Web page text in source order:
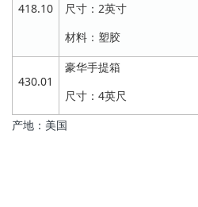
418.10
尺寸：2英寸
材料：塑胶
430.01
豪华手提箱
尺寸：4英尺
产地：美国